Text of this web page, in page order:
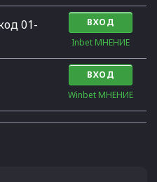
01-
ВХОД
Inbet МНЕНИЕ
ВХОД
Winbet МНЕНИЕ